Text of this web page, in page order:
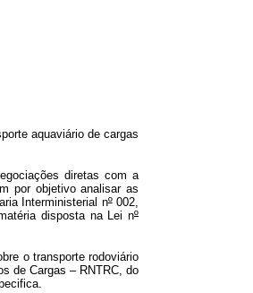
aquaviário de cargas
diretas com a
por objetivo analisar as
Interministerial nº002,
disposta na Lei nº
o transporte rodoviário
de Cargas – RNTRC, do